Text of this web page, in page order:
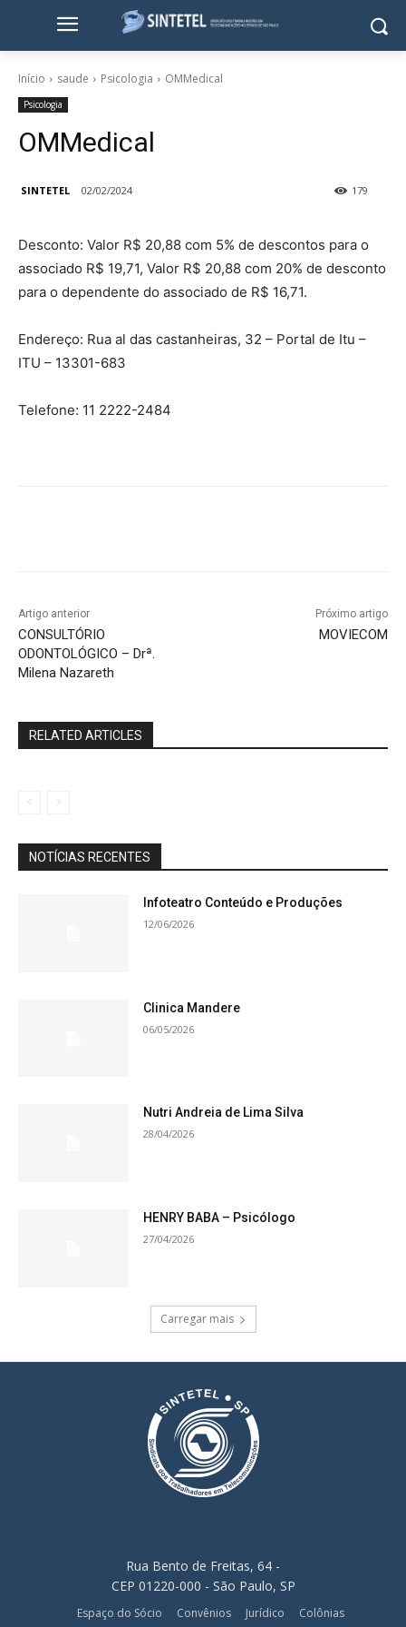
Início saude Psicologia OMMedical
Psicologia
OMMedical
SINTETEL 02/02/2024 179
Desconto: Valor R$ 20,88 com 5% de descontos para o
associado R$ 19,71, Valor R$ 20,88 com 20% de desconto
para o dependente do associado de R$ 16,71.
Endereço: Rua al das castanheiras, 32 – Portal de Itu –
ITU – 13301-683
Telefone: 11 2222-2484
Artigo anterior
CONSULTÓRIO
ODONTOLÓGICO – Drª.
Milena Nazareth
Próximo artigo
MOVIECOM
RELATED ARTICLES
NOTÍCIAS RECENTES
Infoteatro Conteúdo e Produções
12/06/2026
Clinica Mandere
06/05/2026
Nutri Andreia de Lima Silva
28/04/2026
HENRY BABA – Psicólogo
27/04/2026
Carregar mais
Rua Bento de Freitas, 64 -
CEP 01220-000 - São Paulo, SP
Espaço do Sócio Convênios Jurídico Colônias